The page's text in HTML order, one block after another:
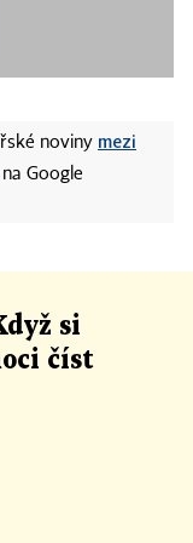
noviny mezi
na Google
si
číst